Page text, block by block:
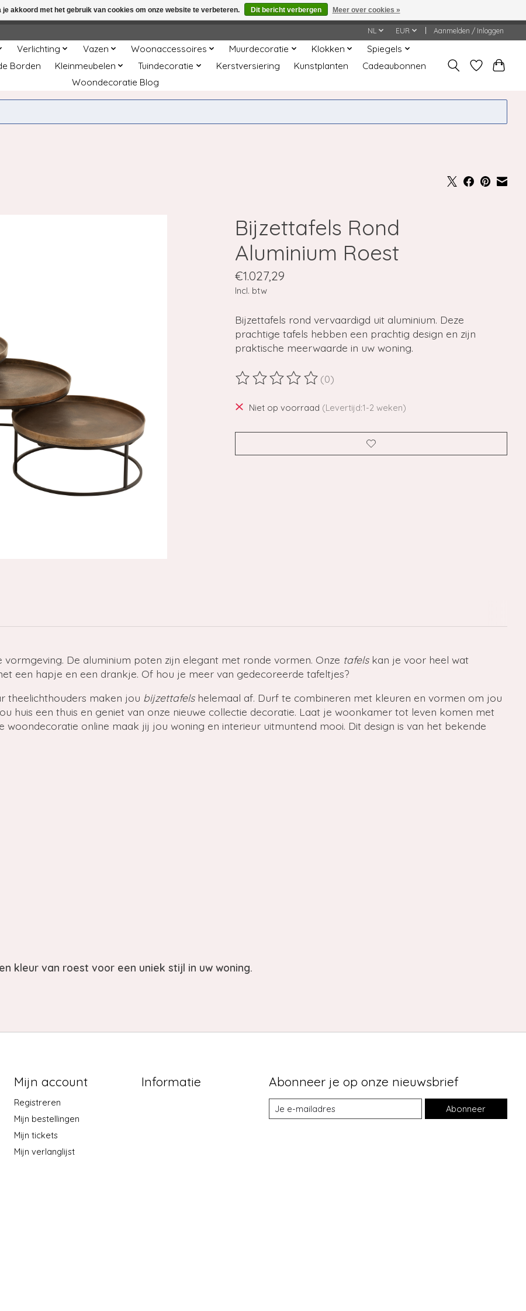
NL EUR Aanmelden / Inloggen
Verlichting Vazen Woonaccessoires Muurdecoratie Klokken
Spiegels
Borden Kleinmeubelen Tuindecoratie Kerstversiering Kunstplanten
Cadeaubonnen
Woondecoratie Blog
Bijzettafels Rond
Aluminium Roest
€1.027,29
Incl. btw
Bijzettafels rond vervaardigd uit aluminium. Deze
prachtige tafels hebben een prachtig design en zijn
praktische meerwaarde in uw woning.
De beoordeling van dit product is
(0)
Niet op voorraad (Levertijd:1-2 weken)
De aluminium poten zijn elegant met ronde vormen. Onze tafelskan je voor heel wat
een hapje en een drankje. Of hou je meer van gedecoreerde tafeltjes?
theelichthouders maken jou bijzettafelshelemaal af. Durf te combineren met kleuren en vormen om jou
huis een thuis en geniet van onze nieuwe collectie decoratie. Laat je woonkamer tot leven komen met
woondecoratie online maak jij jou woning en interieur uitmuntend mooi. Dit design is van het bekende
kleur van roest voor een uniek stijl in uw woning.
Mijn account
Registreren
Mijn bestellingen
Mijn tickets
Mijn verlanglijst
Informatie Abonneer je op onze nieuwsbrief
Abonneer
je akkoord met het gebruik van cookies om onze website te verbeteren. Dit bericht verbergen Meer over cookies »
winkel is in aanbouw. Eventueel geplaatste orders zullen niet worden gehonoreerd of verwerkt.